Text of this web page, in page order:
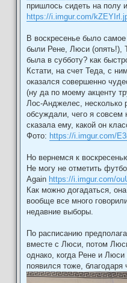
пришлось сидеть на полу
https://i.imgur.com/
В воскресенье было
были Рене, Люси (опять!),
была в субботу? как
Кстати, на счет Теда, с
оказался совершенно
(ну да по моему акценту
Лос-Анджелес, несколько
обсуждали, чего я
сказала ему, какой он
Фото: https://i.imgur.com/
Но вернемся к
Не могу не отметить
Again https://i.imgur.com/
Как можно догадаться,
вообще все много
недавние выборы.
По расписанию
вместе с Люси, потом
однако, когда Рене и
появился тоже,